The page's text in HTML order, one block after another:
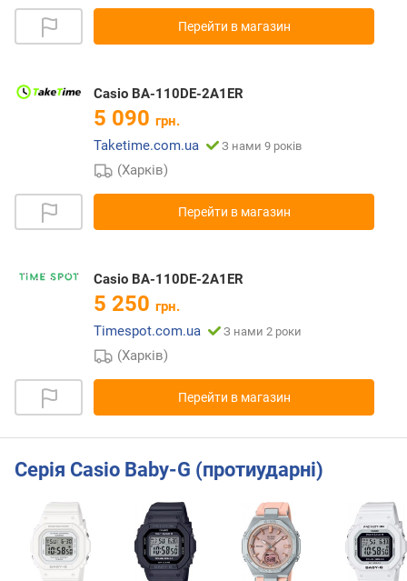
Перейти в магазин
Casio BA-110DE-2A1ER
5 090 грн.
Taketime.com.ua
З нами 9 років
(Харків)
Перейти в магазин
Casio BA-110DE-2A1ER
5 250 грн.
Timespot.com.ua
З нами 2 роки
(Харків)
Перейти в магазин
Серія Casio Baby-G (протиударні)